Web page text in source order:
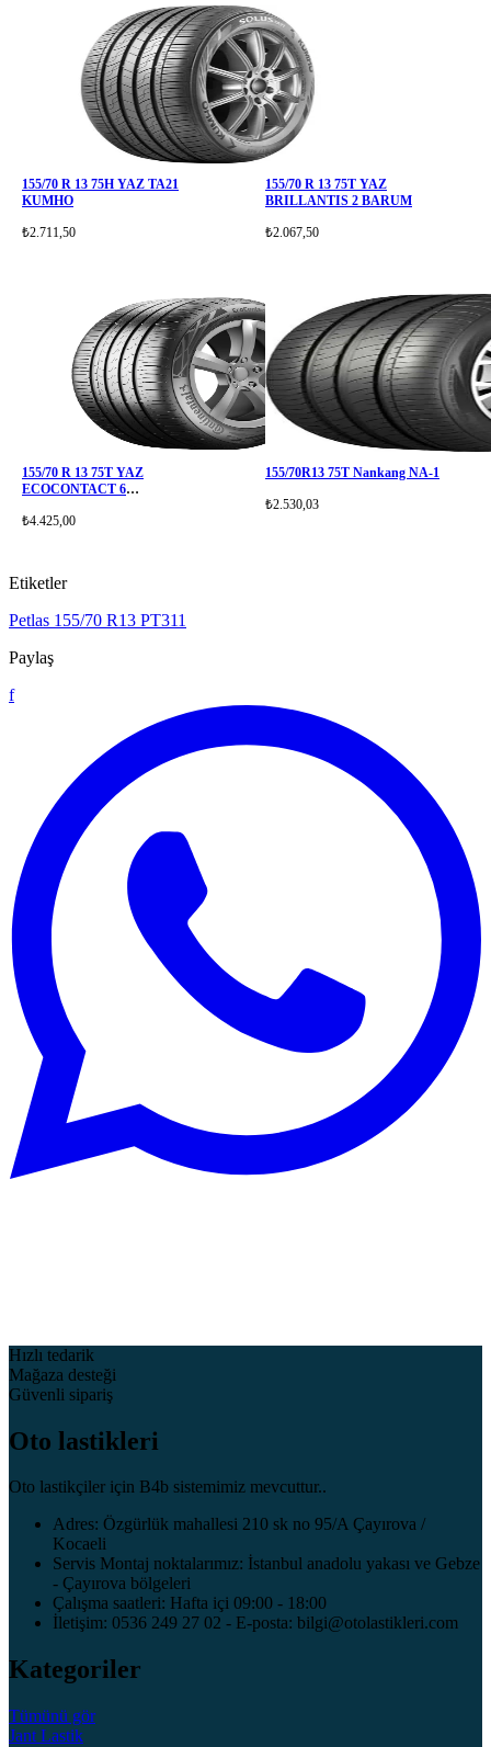
155/70 R 13 75H YAZ TA21
KUMHO
₺2.711,50
155/70 R 13 75T YAZ
BRILLANTIS 2 BARUM
₺2.067,50
155/70 R 13 75T YAZ
ECOCONTACT 6
₺4.425,00
155/70R13 75T Nankang NA-1
₺2.530,03
Etiketler
Petlas 155/70 R13 PT311
Paylaş
f
Hızlı tedarik
Mağaza desteği
Güvenli sipariş
Oto lastikleri
Oto lastikçiler için B4b sistemimiz mevcuttur..
Adres: Özgürlük mahallesi 210 sk no 95/A Çayırova /
Kocaeli
Servis Montaj noktalarımız: İstanbul anadolu yakası ve Gebze
- Çayırova bölgeleri
Çalışma saatleri: Hafta içi 09:00 - 18:00
İletişim: 0536 249 27 02 - E-posta: bilgi@otolastikleri.com
Kategoriler
Tümünü gör
Jant Lastik